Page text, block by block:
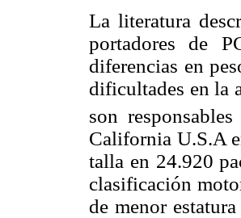
La literatura
portadores de
diferencias en
dificultades en la
son
California U.S.A
talla en 24.920
clasificación
de menor